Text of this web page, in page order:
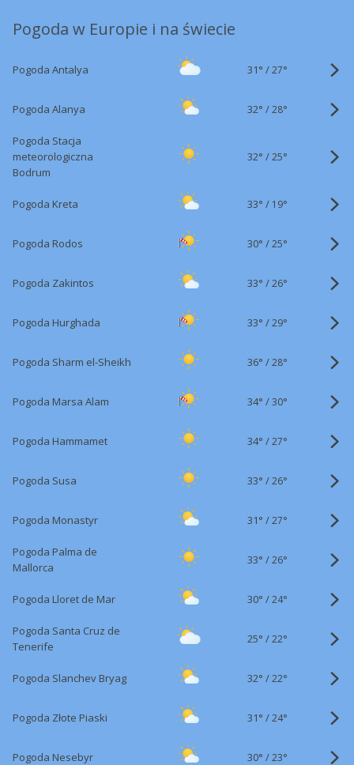
Pogoda w Europie i na świecie
Pogoda Antalya 31° /27°
Pogoda Alanya 32° /28°
Pogoda Stacja
meteorologiczna
Bodrum
32° /25°
Pogoda Kreta 33° / 19°
Pogoda Rodos 30° /25°
Pogoda Zakintos 33° /26°
Pogoda Hurghada 33° /29°
Pogoda Sharm el-Sheikh 36° /28°
Pogoda Marsa Alam 34° /30°
Pogoda Hammamet 34° /27°
Pogoda Susa 33° /26°
Pogoda Monastyr 31° /27°
Pogoda Palma de
Mallorca
33° /26°
Pogoda Lloret de Mar 30° /24°
Pogoda Santa Cruz de
Tenerife
25° /22°
Pogoda Slanchev Bryag 32° /22°
Pogoda Złote Piaski 31° /24°
Pogoda Nesebyr 30° /23°